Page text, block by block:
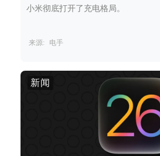
小米彻底打开了充电格局。
来源: 电手
新闻